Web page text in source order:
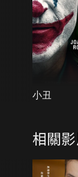
小丑
相關影